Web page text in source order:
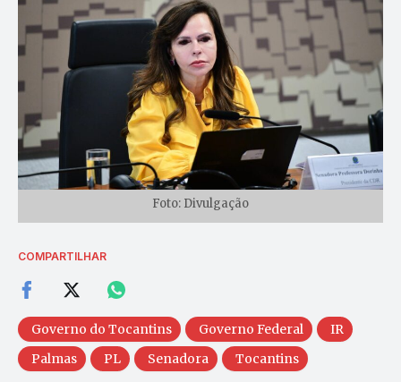
Foto: Divulgação
COMPARTILHAR
Governo do Tocantins Governo Federal
IR
Palmas
PL Senadora Tocantins